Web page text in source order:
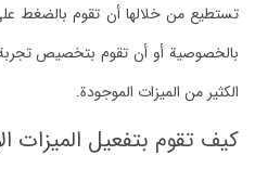
تستطيع من خلالها أن تقوم بالضغط
بالخصوصية أو أن تقوم بتخصيص
الكثير من الميزات الموجودة.
كيف تقوم بتفعيل الميزات